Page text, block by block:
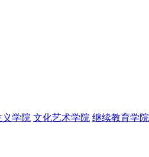
学院 文化艺术学院 继续教育学院